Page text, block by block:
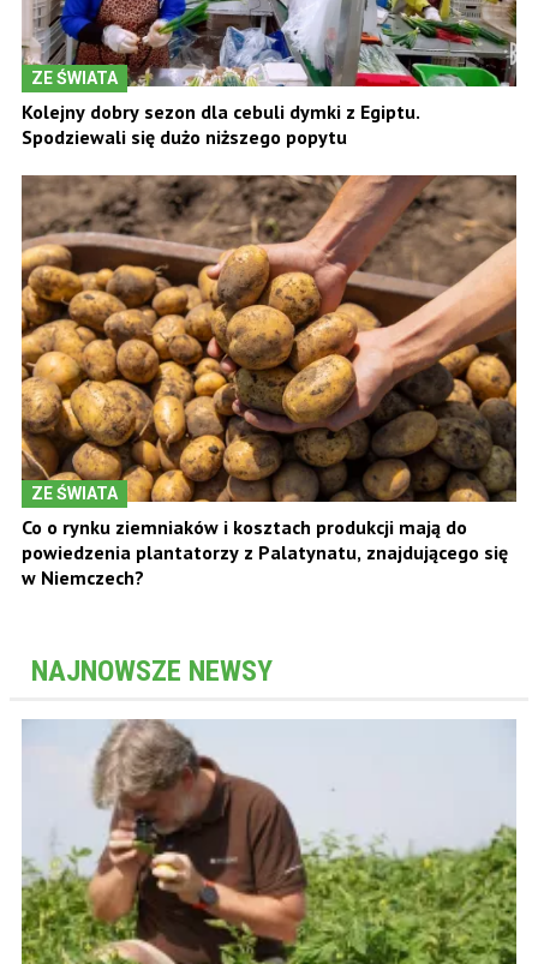
ZE ŚWIATA
Kolejny dobry sezon dla cebuli dymki z Egiptu.
Spodziewali się dużo niższego popytu
ZE ŚWIATA
Co o rynku ziemniaków i kosztach produkcji mają do
powiedzenia plantatorzy z Palatynatu, znajdującego się
w Niemczech?
NAJNOWSZE NEWSY